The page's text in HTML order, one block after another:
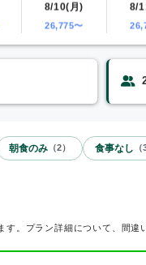
8/10(月)
26,775〜
8/
朝食のみ （2） 食事なし （
。プラン詳細について、間違